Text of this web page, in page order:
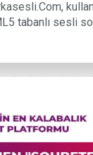
tabanlı sesli